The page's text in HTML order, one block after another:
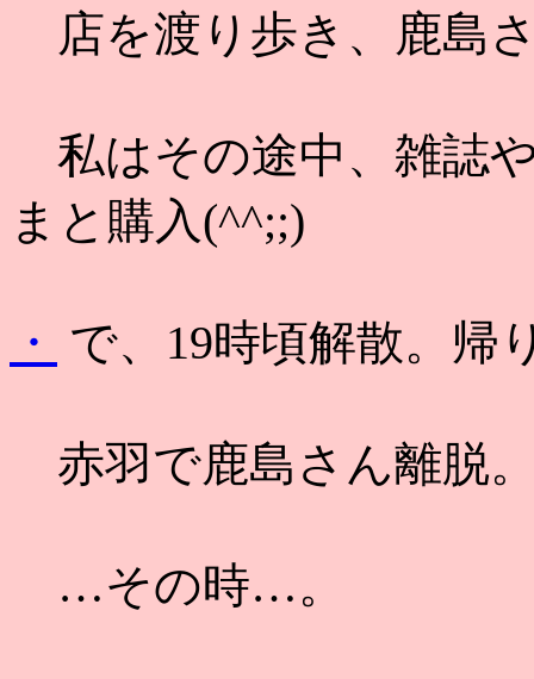
店を渡り歩き、鹿島
私はその途中、雑誌
まと購入(^^;;)
・ で、19時頃解散。帰
赤羽で鹿島さん離脱
…その時…。